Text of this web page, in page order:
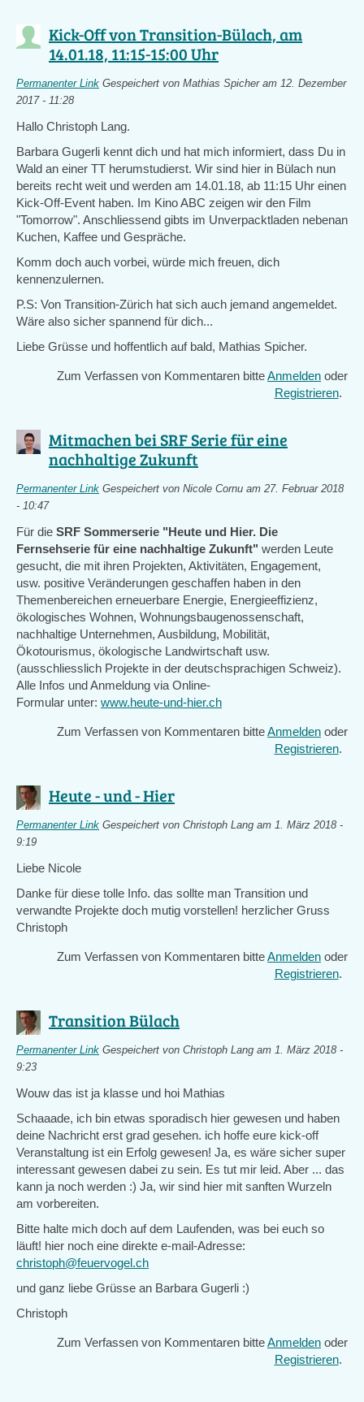
Kick-Off von Transition-Bülach, am
14.01.18, 11:15-15:00 Uhr
Permanenter Link Gespeichert von Mathias Spicheram 12. Dezember
2017 - 11:28
Hallo Christoph Lang.
Barbara Gugerli kennt dich und hat mich informiert, dass Du in
Wald an einer TT herumstudierst. Wir sind hier in Bülach nun
bereits recht weit und werden am 14.01.18, ab 11:15 Uhr einen
Kick-Off-Event haben. Im Kino ABC zeigen wir den Film
"Tomorrow". Anschliessend gibts im Unverpacktladen nebenan
Kuchen, Kaffee und Gespräche.
Komm doch auch vorbei, würde mich freuen, dich
kennenzulernen.
P.S: Von Transition-Zürich hat sich auch jemand angemeldet.
Wäre also sicher spannend für dich...
Liebe Grüsse und hoffentlich auf bald, Mathias Spicher.
Zum Verfassen von Kommentaren bitteAnmelden oder
Registrieren.
Mitmachen bei SRF Serie für eine
nachhaltige Zukunft
Permanenter Link Gespeichert von Nicole Cornu am 27. Februar 2018
- 10:47
Für die SRF Sommerserie "Heute und Hier. Die
Fernsehserie für eine nachhaltige Zukunft" werden Leute
gesucht, die mit ihren Projekten, Aktivitäten, Engagement,
usw. positive Veränderungen geschaffen haben in den
Themenbereichen erneuerbare Energie, Energieeffizienz,
ökologisches Wohnen, Wohnungsbaugenossenschaft,
nachhaltige Unternehmen, Ausbildung, Mobilität,
Ökotourismus, ökologische Landwirtschaft usw.
(ausschliesslich Projekte in der deutschsprachigen Schweiz).
Alle Infos und Anmeldung via Online-
Formular unter: www.heute-und-hier.ch
Zum Verfassen von Kommentaren bitteAnmelden oder
Registrieren.
Heute - und - Hier
Permanenter Link Gespeichert von Christoph Lang am 1. März 2018 -
9:19
Liebe Nicole
Danke für diese tolle Info. das sollte man Transition und
verwandte Projekte doch mutig vorstellen! herzlicher Gruss
Christoph
Zum Verfassen von Kommentaren bitteAnmelden oder
Registrieren.
Transition Bülach
Permanenter Link Gespeichert von Christoph Lang am 1. März 2018 -
9:23
Wouw das ist ja klasse und hoi Mathias
Schaaade, ich bin etwas sporadisch hier gewesen und haben
deine Nachricht erst grad gesehen. ich hoffe eure kick-off
Veranstaltung ist ein Erfolg gewesen! Ja, es wäre sicher super
interessant gewesen dabei zu sein. Es tut mir leid. Aber ... das
kann ja noch werden :) Ja, wir sind hier mit sanften Wurzeln
am vorbereiten.
Bitte halte mich doch auf dem Laufenden, was bei euch so
läuft! hier noch eine direkte e-mail-Adresse:
christoph@feuervogel.ch
und ganz liebe Grüsse an Barbara Gugerli :)
Christoph
Zum Verfassen von Kommentaren bitteAnmelden oder
Registrieren.